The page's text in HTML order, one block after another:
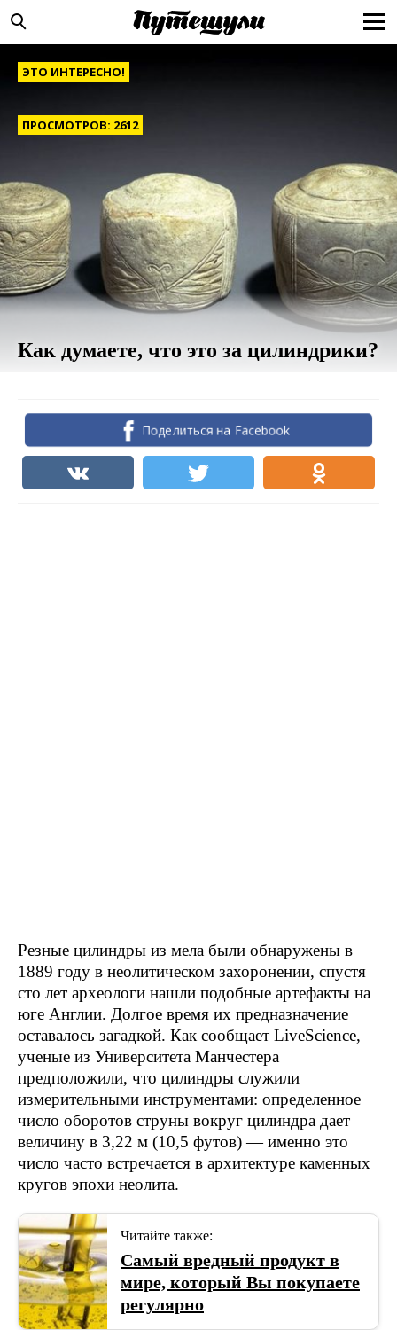
ЭТО ИНТЕРЕСНО!
ПРОСМОТРОВ: 2612
Как думаете, что это за цилиндрики?
Поделиться на Facebook
Резные цилиндры из мела были обнаружены в
1889 году в неолитическом захоронении, спустя
сто лет археологи нашли подобные артефакты на
юге Англии. Долгое время их предназначение
оставалось загадкой. Как сообщает LiveScience,
ученые из Университета Манчестера
предположили, что цилиндры служили
измерительными инструментами: определенное
число оборотов струны вокруг цилиндра дает
величину в 3,22 м (10,5 футов) — именно это
число часто встречается в архитектуре каменных
кругов эпохи неолита.
Читайте также:
Самый вредный продукт в
мире, который Вы покупаете
регулярно